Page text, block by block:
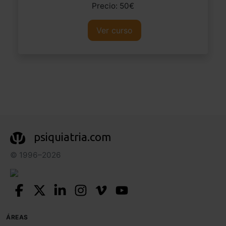
Precio: 50€
Ver curso
psiquiatria.com
© 1996–2026
ÁREAS